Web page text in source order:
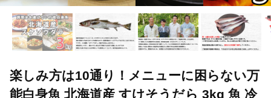
楽しみ方は10通り！メニューに困らない万
能白身魚 北海道産 すけそうだら 3kg 魚 冷